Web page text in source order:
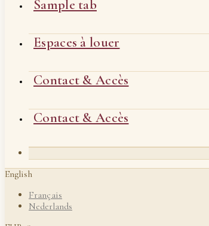
Sample tab
Espaces à louer
Contact & Accès
Contact & Accès
English
Français
Nederlands